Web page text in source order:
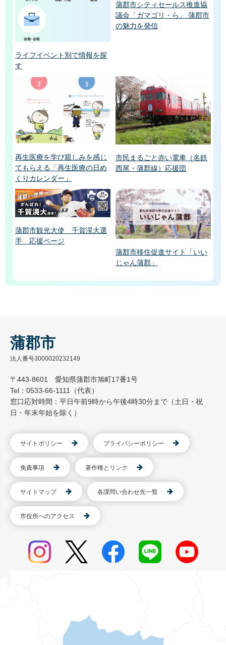
ライフイベント別で情報を探
す
蒲郡市シティセールス推進協
議会「ガマゴリ・ら」 蒲郡市
の魅力を発信
再生医療を学び親しみを感じ
てもらえる「再生医療の日め
くりカレンダー」
市民まるごと赤い電車（名鉄
西尾・蒲郡線）応援団
蒲郡市観光大使 千賀滉大選
手 応援ページ
蒲郡市移住促進サイト「いい
じゃん蒲郡」
蒲郡市
法人番号3000020232149
〒443-8601 愛知県蒲郡市旭町17番1号
Tel：0533-66-1111（代表）
窓口応対時間：平日午前9時から午後4時30分まで（土日・祝
日・年末年始を除く）
サイトポリシー プライバシーポリシー
免責事項 著作権とリンク
サイトマップ 各課問い合わせ先一覧
市役所へのアクセス